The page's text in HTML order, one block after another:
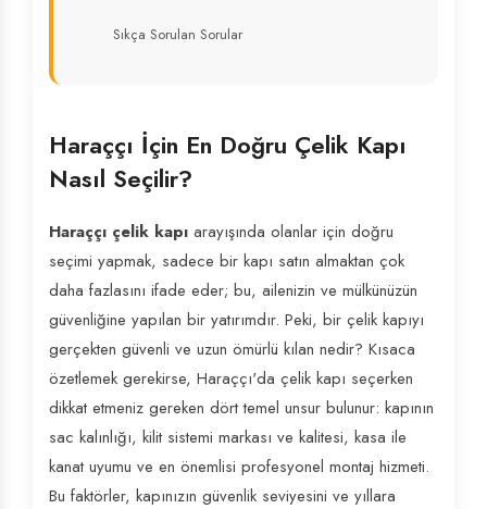
Sıkça Sorulan Sorular
Haraççı İçin En Doğru Çelik Kapı
Nasıl Seçilir?
Haraççı çelik kapı arayışında olanlar için doğru
seçimi yapmak, sadece bir kapı satın almaktan çok
daha fazlasını ifade eder; bu, ailenizin ve mülkünüzün
güvenliğine yapılan bir yatırımdır. Peki, bir çelik kapıyı
gerçekten güvenli ve uzun ömürlü kılan nedir? Kısaca
özetlemek gerekirse, Haraççı'da çelik kapı seçerken
dikkat etmeniz gereken dört temel unsur bulunur: kapının
sac kalınlığı, kilit sistemi markası ve kalitesi, kasa ile
kanat uyumu ve en önemlisi profesyonel montaj hizmeti.
Bu faktörler, kapınızın güvenlik seviyesini ve yıllara